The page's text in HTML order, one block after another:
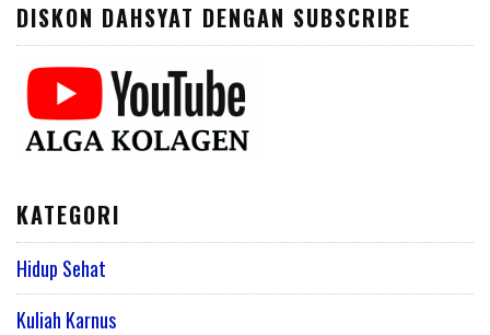
DISKON DAHSYAT DENGAN SUBSCRIBE
KATEGORI
Hidup Sehat
Kuliah Karnus